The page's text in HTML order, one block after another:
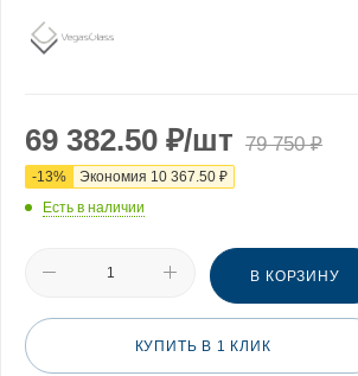
69 382.50 ₽/шт 79 750₽
-13% Экономия 10 367.50 ₽
Есть в наличии
В КОРЗИНУ
КУПИТЬ В 1 КЛИК